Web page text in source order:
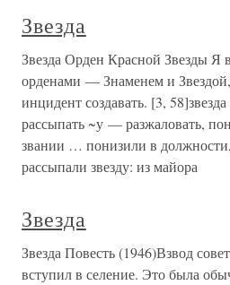
Звезда
Звезда Орден Красной Звезды
орденами — Знаменем и
инцидент создавать. [3,
рассыпать ~у — разжаловать,
звании … понизили в
рассыпали звезду: из майора
Звезда
Звезда Повесть (1946)Взвод
вступил в селение. Это была